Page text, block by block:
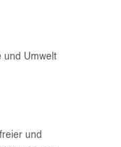
und Umwelt
und